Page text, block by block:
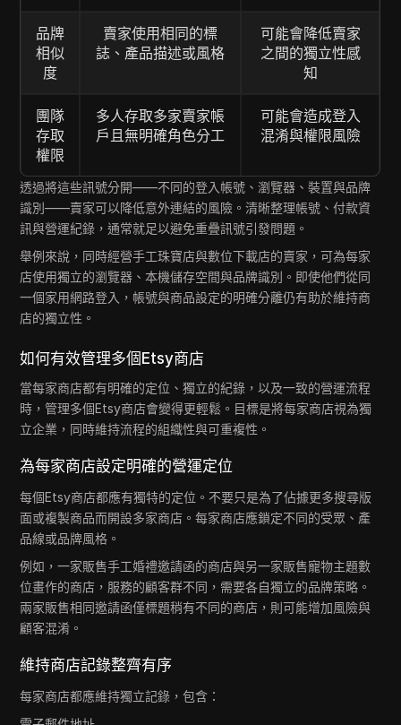
品牌
相似
度
賣家使用相同的標
誌、產品描述或風格
可能會降低賣家
之間的獨立性感
知
團隊
存取
權限
多人存取多家賣家帳
戶且無明確角色分工
可能會造成登入
混淆與權限風險
透過將這些訊號分開——不同的登入帳號、瀏覽器、裝置與品牌
識別——賣家可以降低意外連結的風險。清晰整理帳號、付款資
訊與營運紀錄，通常就足以避免重疊訊號引發問題。
舉例來說，同時經營手工珠寶店與數位下載店的賣家，可為每家
店使用獨立的瀏覽器、本機儲存空間與品牌識別。即使他們從同
一個家用網路登入，帳號與商品設定的明確分離仍有助於維持商
店的獨立性。
如何有效管理多個Etsy商店
當每家商店都有明確的定位、獨立的紀錄，以及一致的營運流程
時，管理多個Etsy商店會變得更輕鬆。目標是將每家商店視為獨
立企業，同時維持流程的組織性與可重複性。
為每家商店設定明確的營運定位
每個Etsy商店都應有獨特的定位。不要只是為了佔據更多搜尋版
面或複製商品而開設多家商店。每家商店應鎖定不同的受眾、產
品線或品牌風格。
例如，一家販售手工婚禮邀請函的商店與另一家販售寵物主題數
位畫作的商店，服務的顧客群不同，需要各自獨立的品牌策略。
兩家販售相同邀請函僅標題稍有不同的商店，則可能增加風險與
顧客混淆。
維持商店記錄整齊有序
每家商店都應維持獨立記錄，包含：